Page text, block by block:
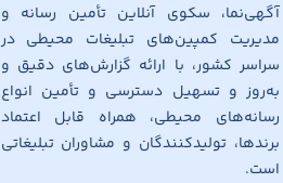
آگهی‌نما، سکوی آنلاین تأمین رسانه و
مدیریت کمپین‌های تبلیغات محیطی در
سراسر کشور، با ارائه گزارش‌های دقیق و
به‌روز و تسهیل دسترسی و تأمین انواع
رسانه‌های محیطی، همراه قابل اعتماد
برندها، تولیدکنندگان و مشاوران تبلیغاتی
است.